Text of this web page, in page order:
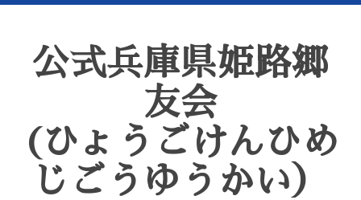
公式兵庫県姫路郷
友会
(ひょうごけんひめ
じごうゆうかい）